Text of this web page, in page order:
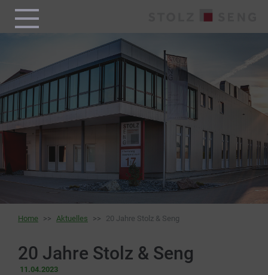
Home Aktuelles 20 Jahre Stolz & Seng
20 Jahre Stolz & Seng
11.04.2023